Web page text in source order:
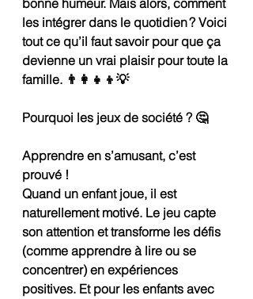
bonne humeur. Mais alors, comment
les intégrer dans le quotidien ? Voici
tout ce qu’il faut savoir pour que ça
devienne un vrai plaisir pour toute la
famille. 👨‍👩‍👧‍👦💡
Pourquoi les jeux de société ? 🤔
Apprendre en s’amusant, c’est
prouvé !
Quand un enfant joue, il est
naturellement motivé. Le jeu capte
son attention et transforme les défis
(comme apprendre à lire ou se
concentrer) en expériences
positives. Et pour les enfants avec